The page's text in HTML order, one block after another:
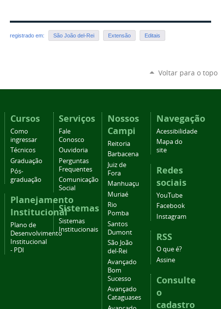
registrado em: São João del-Rei Extensão Editais
Voltar para o topo
Cursos
Como
ingressar
Técnicos
Graduação
Pós-
graduação
Planejamento
Institucional
Plano de
Desenvolvimento
Institucional
- PDI
Serviços
Fale
Conosco
Ouvidoria
Perguntas
Frequentes
Comunicação
Social
Sistemas
Sistemas
Institucionais
Nossos
Campi
Reitoria
Barbacena
Juiz de
Fora
Manhuaçu
Muriaé
Rio
Pomba
Santos
Dumont
São João
del-Rei
Avançado
Bom
Sucesso
Avançado
Cataguases
Navegação
Acessibilidade
Mapa do
site
Redes
sociais
YouTube
Facebook
Instagram
RSS
O que é?
Assine
Consulte
o
cadastro